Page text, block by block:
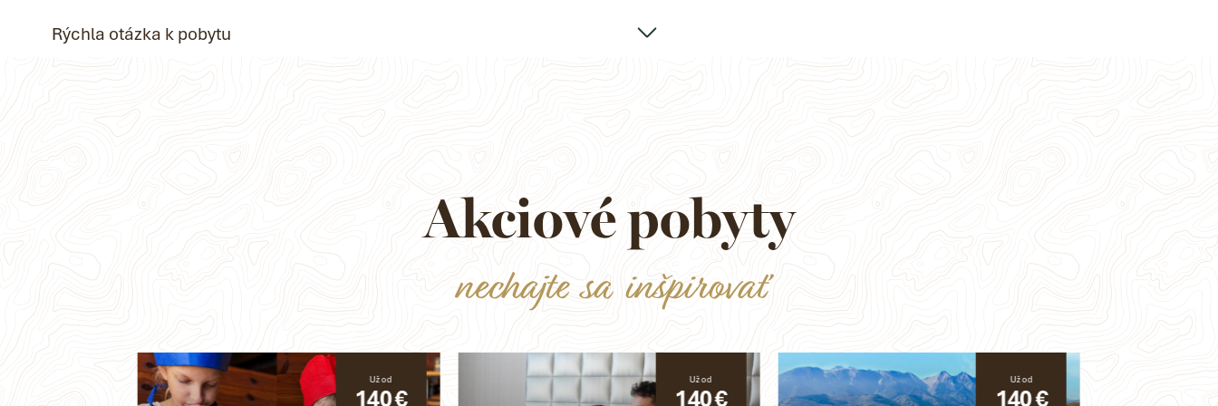
Rýchla otázka k pobytu
Akciové pobyty
nechajte sa inšpirovať
150 €
Už od
140 €
Už od
140 €
Už od
140 €